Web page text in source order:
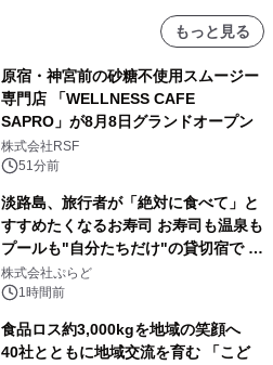
もっと見る
原宿・神宮前の砂糖不使用スムージー
専門店 「WELLNESS CAFE
SAPRO」が8月8日グランドオープン
株式会社RSF
51分前
淡路島、旅行者が「絶対に食べて」と
すすめたくなるお寿司 お寿司も温泉も
プールも"自分たちだけ"の貸切宿で 1
日1組限定「岩屋温泉 絵島別庭 海と
森」の握り寿司プラン
株式会社ぷらど
1時間前
食品ロス約3,000kgを地域の笑顔へ
40社とともに地域交流を育む 「こど